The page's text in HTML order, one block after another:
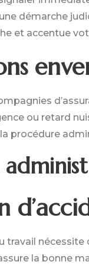
démarche
et accentue
ou retard
procédure
travail
la bonne